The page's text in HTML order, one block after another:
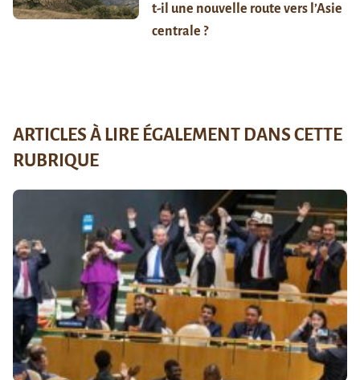
t-il une nouvelle route vers l’Asie
centrale ?
ARTICLES À LIRE ÉGALEMENT DANS CETTE
RUBRIQUE